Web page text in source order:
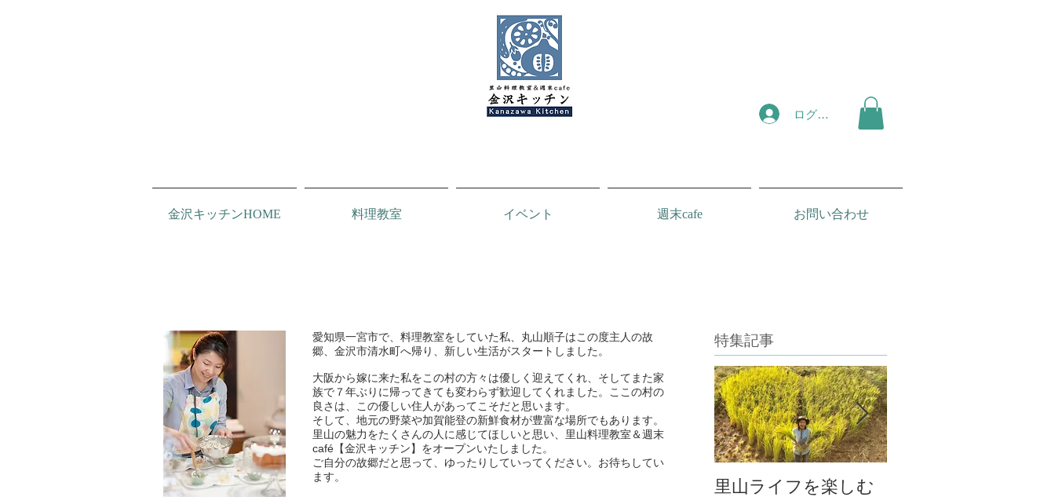
ログイン
金沢キッチンHOME 料理教室 イベント 週末cafe お問い合わせ
愛知県一宮市で、料理教室をしていた私、丸山順子はこの度主人の故
郷、金沢市清水町へ帰り、新しい生活がスタートしました。
大阪から嫁に来た私をこの村の方々は優しく迎えてくれ、そしてまた家
族で７年ぶりに帰ってきても変わらず歓迎してくれました。ここの村の
良さは、この優しい住人があってこそだと思います。
そして、地元の野菜や加賀能登の新鮮食材が豊富な場所でもあります。
里山の魅力をたくさんの人に感じてほしいと思い、里山料理教室＆週末
café【金沢キッチン】をオープンいたしました。
ご自分の故郷だと思って、ゆったりしていってください。お待ちしてい
ます。
特集記事
里山ライフを楽しむ